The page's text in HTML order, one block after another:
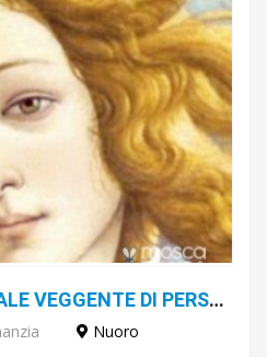
DANIEL DE SANTI REALE VEGGENTE DI PERSONE COMUNI E VOLTI NOTI DELLO SPETTACOLO
Nuoro